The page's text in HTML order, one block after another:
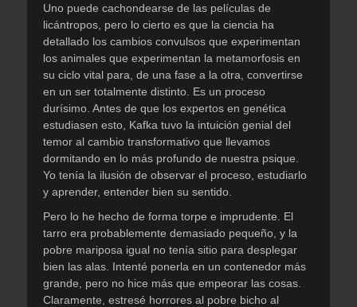
Uno puede cachondearse de las películas de
licántropos, pero lo cierto es que la ciencia ha
detallado los cambios convulsos que experimentan
los animales que experimentan la metamorfosis en
su ciclo vital para, de una fase a la otra, convertirse
en un ser totalmente distinto. Es un proceso
durísimo. Antes de que los expertos en genética
estudiasen esto, Kafka tuvo la intuición genial del
temor al cambio transformativo que llevamos
dormitando en lo más profundo de nuestra psique.
Yo tenía la ilusión de observar el proceso, estudiarlo
y aprender, entender bien su sentido.
Pero lo he hecho de forma torpe e imprudente. El
tarro era probablemente demasiado pequeño, y la
pobre mariposa igual no tenía sitio para desplegar
bien las alas. Intenté ponerla en un contenedor más
grande, pero no hice más que empeorar las cosas.
Claramente, estresé horrores al pobre bicho al